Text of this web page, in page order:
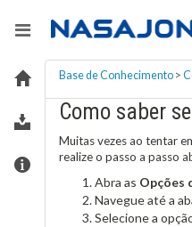
Base de Conhecimento >
Como saber
Muitas vezes ao tentar
realize o passo a passo
Abra as Opções
Navegue até a
Selecione a